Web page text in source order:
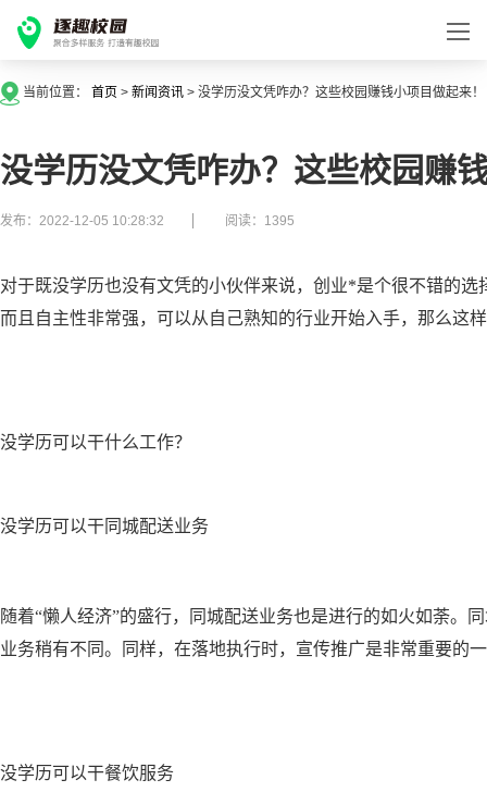
当前位置： 首页 > 新闻资讯 > 没学历没文凭咋办？这些校园赚钱小项目做起来！
没学历没文凭咋办？这些校园赚
发布：2022-12-05 10:28:32 阅读：1395
对于既没学历也没有文凭的小伙伴来说，创业*是个很不错的
而且自主性非常强，可以从自己熟知的行业开始入手，那么这
没学历可以干什么工作？
没学历可以干同城配送业务
随着“懒人经济”的盛行，同城配送业务也是进行的如火如荼。
业务稍有不同。同样，在落地执行时，宣传推广是非常重要的
没学历可以干餐饮服务